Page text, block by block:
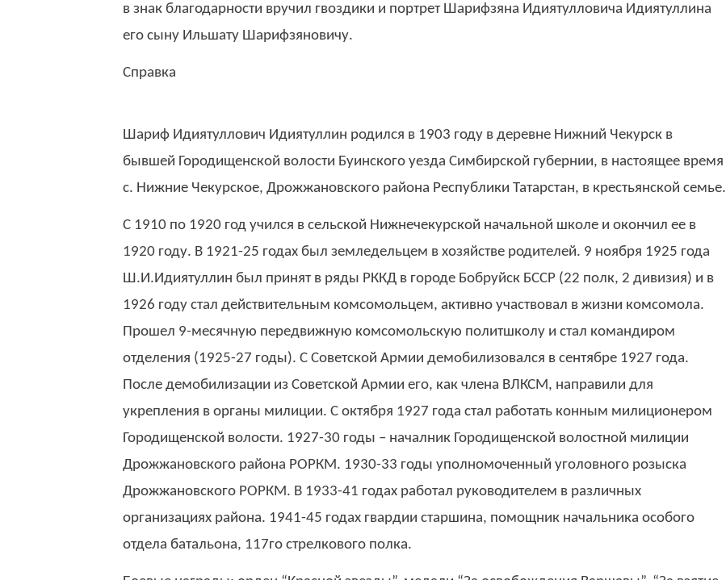
в знак благодарности вручил гвоздики и портрет Шарифзяна Идиятулловича Идиятуллина
его сыну Ильшату Шарифзяновичу.
Справка
Шариф Идиятуллович Идиятуллин родился в 1903 году в деревне Нижний Чекурск в
бывшей Городищенской волости Буинского уезда Симбирской губернии, в настоящее время
с. Нижние Чекурское, Дрожжановского района Республики Татарстан, в крестьянской семье.
С 1910 по 1920 год учился в сельской Нижнечекурской начальной школе и окончил ее в
1920 году. В 1921-25 годах был земледельцем в хозяйстве родителей. 9 ноября 1925 года
Ш.И.Идиятуллин был принят в ряды РККД в городе Бобруйск БССР (22 полк, 2 дивизия) и в
1926 году стал действительным комсомольцем, активно участвовал в жизни комсомола.
Прошел 9-месячную передвижную комсомольскую политшколу и стал командиром
отделения (1925-27 годы). С Советской Армии демобилизовался в сентябре 1927 года.
После демобилизации из Советской Армии его, как члена ВЛКСМ, направили для
укрепления в органы милиции. С октября 1927 года стал работать конным милиционером
Городищенской волости. 1927-30 годы – началник Городищенской волостной милиции
Дрожжановского района РОРКМ. 1930-33 годы уполномоченный уголовного розыска
Дрожжановского РОРКМ. В 1933-41 годах работал руководителем в различных
организациях района. 1941-45 годах гвардии старшина, помощник начальника особого
отдела батальона, 117го стрелкового полка.